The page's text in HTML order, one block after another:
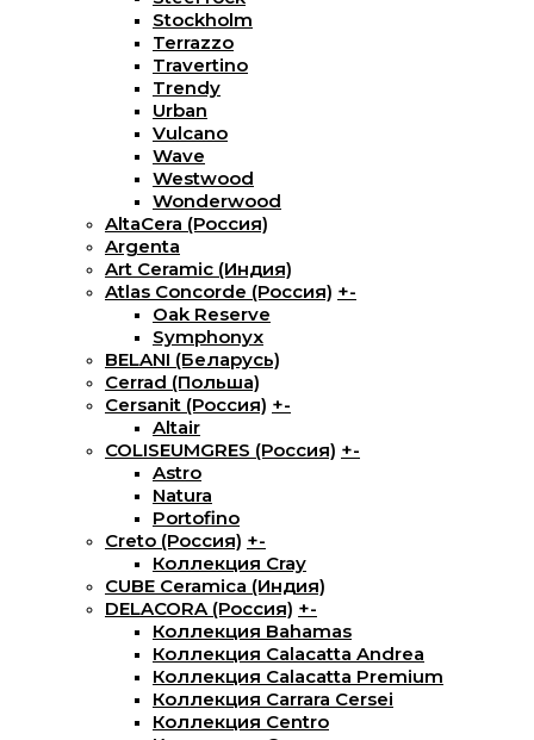
Stockholm
Terrazzo
Travertino
Trendy
Urban
Vulcano
Wave
Westwood
Wonderwood
AltaCera (Россия)
Argenta
Art Ceramic (Индия)
Atlas Concorde (Россия) +-
Oak Reserve
Symphonyx
BELANI (Беларусь)
Cerrad (Польша)
Cersanit (Россия) +-
Altair
COLISEUMGRES (Россия) +-
Astro
Natura
Portofino
Creto (Россия) +-
Коллекция Cray
CUBE Ceramica (Индия)
DELACORA (Россия) +-
Коллекция Bahamas
Коллекция Calacatta Andrea
Коллекция Calacatta Premium
Коллекция Carrara Cersei
Коллекция Centro